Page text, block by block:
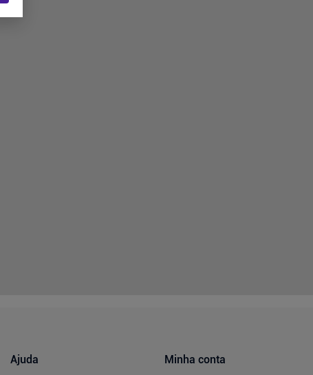
Ajuda Minha conta